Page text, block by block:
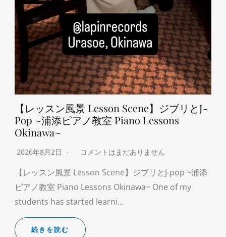
【レッスン風景 Lesson Scene】ジブリとJ-
Pop ~浦添ピアノ教室 Piano Lessons
Okinawa~
2026年8月2日 コメントはまだありません
【レッスン風景 Lesson Scene】ジブリとJ-pop ~浦添
ピアノ教室 Piano Lessons Okinawa~ One of my
students has started learni…
続きを読む